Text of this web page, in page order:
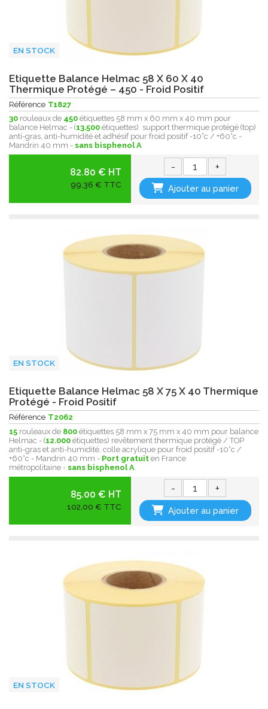
EN STOCK
Etiquette Balance Helmac 58 X 60 X 40
Thermique Protégé – 450 - Froid Positif
Référence T1827
30 rouleaux de 450 étiquettes 58 mm x 60 mm x 40 mm pour
balance Helmac - (13.500 étiquettes) support thermique protégé (top)
anti-gras, anti-humidité et adhésif pour froid positif -10°c / +60°c -
Mandrin 40 mm - sans bisphenol A
82.80 € HT
99,36 € TTC
- +
Ajouter au panier
EN STOCK
Etiquette Balance Helmac 58 X 75 X 40 Thermique
Protégé - Froid Positif
Référence T2062
15 rouleaux de 800 étiquettes 58 mm x 75 mm x 40 mm pour balance
Helmac - (12.000 étiquettes) revêtement thermique protégé / TOP
anti-gras et anti-humidité, colle acrylique pour froid positif -10°c /
+60°c - Mandrin 40 mm - Port gratuit en France
métropolitaine - sans bisphenol A
85.00 € HT
102,00 € TTC
- +
Ajouter au panier
EN STOCK